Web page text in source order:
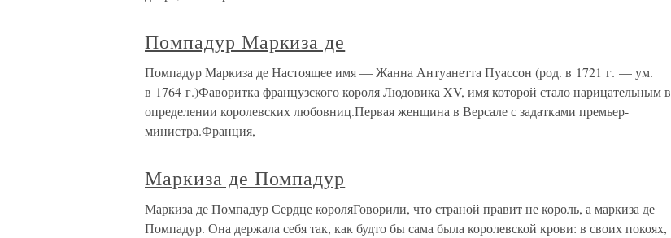
Помпадур Маркиза де
Помпадур Маркиза де Настоящее имя — Жанна Антуанетта Пуассон (род. в 1721 г. — ум.
в 1764 г.)Фаворитка французского короля Людовика XV, имя которой стало нарицательным в
определении королевских любовниц.Первая женщина в Версале с задатками премьер-
министра.Франция,
Маркиза де Помпадур
Маркиза де Помпадур Сердце короляГоворили, что страной правит не король, а маркиза де
Помпадур. Она держала себя так, как будто бы сама была королевской крови: в своих покоях,